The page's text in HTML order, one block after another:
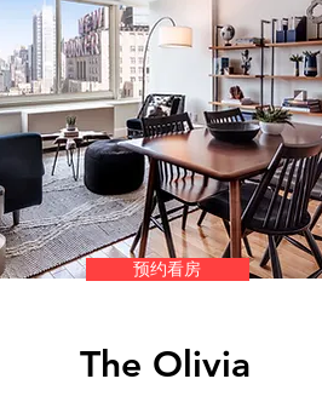
The Olivia
预约看房